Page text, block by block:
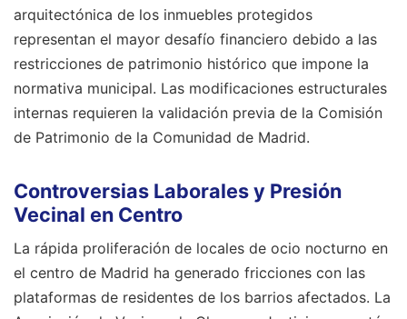
arquitectónica de los inmuebles protegidos
representan el mayor desafío financiero debido a las
restricciones de patrimonio histórico que impone la
normativa municipal. Las modificaciones estructurales
internas requieren la validación previa de la Comisión
de Patrimonio de la Comunidad de Madrid.
Controversias Laborales y Presión
Vecinal en Centro
La rápida proliferación de locales de ocio nocturno en
el centro de Madrid ha generado fricciones con las
plataformas de residentes de los barrios afectados. La